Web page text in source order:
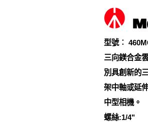
型號︰
三向鎂合金
別具創新的
架中軸或延
中型相機。
螺絲:1/4"